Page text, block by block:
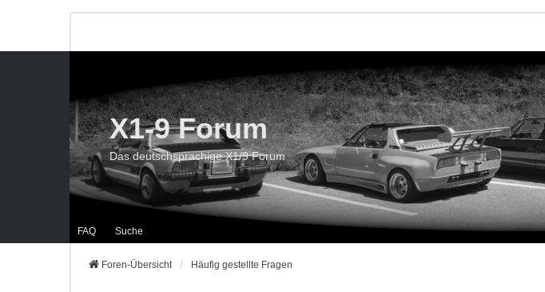
FAQ Suche
X1-9 Forum
Das deutschsprachige X1/9 Forum
Foren-Übersicht Häufig gestellte Fragen